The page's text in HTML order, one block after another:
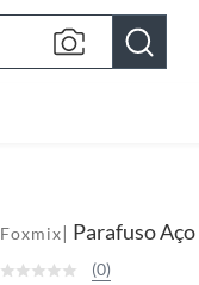
Foxmix| Parafuso
(0)